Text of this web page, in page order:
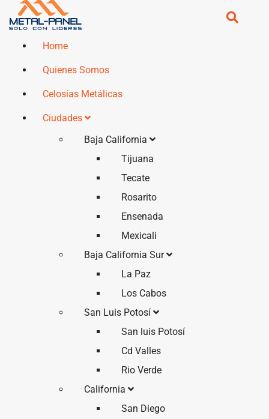
Home
Quienes Somos
Celosías Metálicas
Ciudades
Baja California
Tijuana
Tecate
Rosarito
Ensenada
Mexicali
Baja California Sur
La Paz
Los Cabos
San Luis Potosí
San luis Potosí
Cd Valles
Rio Verde
California
San Diego